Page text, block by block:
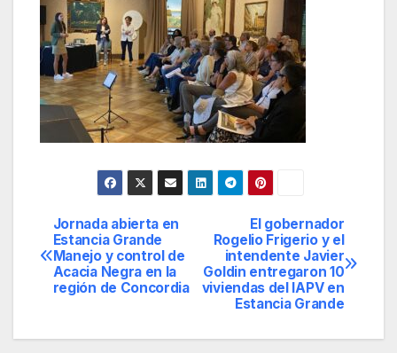
Navegación
de
entradas
El gobernador
Rogelio Frigerio y el
intendente Javier
Goldin entregaron 10
viviendas del IAPV en
Estancia Grande
Jornada abierta en
Estancia Grande
Manejo y control de
Acacia Negra en la
región de Concordia